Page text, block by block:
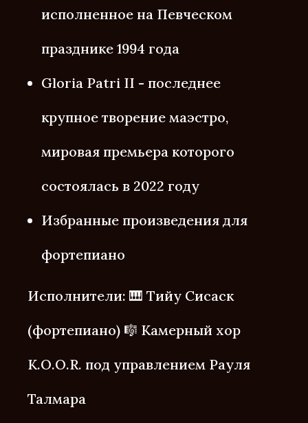
исполненное на Певческом
празднике 1994 года
Gloria Patri II - последнее
крупное творение маэстро,
мировая премьера которого
состоялась в 2022 году
Избранные произведения для
фортепиано
Исполнители: 🎹 Тийу Сисаск
(фортепиано) 🎼 Камерный хор
K.O.O.R. под управлением Рауля
Талмара